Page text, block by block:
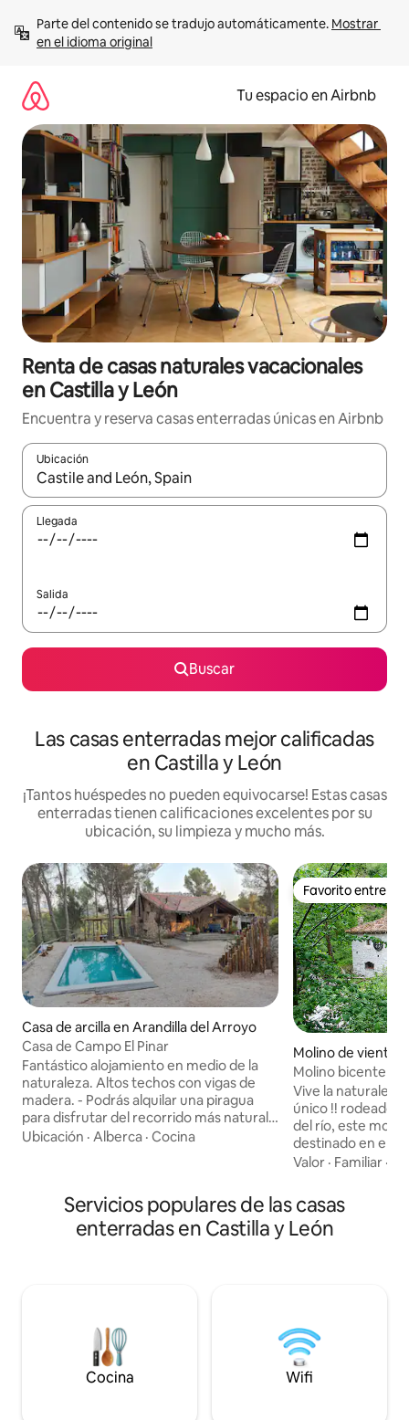
contenido
Parte del contenido se tradujo automáticamente. Mostrar
en el idioma original
Tu espacio en Airbnb
Renta de casas naturales vacacionales
en Castilla y León
Encuentra y reserva casas enterradas únicas en Airbnb
Ubicación
Cuando los resultados estén disponibles, podrás navegar
Llegada
Salida
Buscar
Las casas enterradas mejor calificadas
en Castilla y León
¡Tantos huéspedes no pueden equivocarse! Estas casas
enterradas tienen calificaciones excelentes por su
ubicación, su limpieza y mucho más.
Casa de arcilla en Arandilla del Arroyo
Casa de Campo El Pinar
Fantástico alojamiento en medio de la
naturaleza. Altos techos con vigas de
madera. - Podrás alquilar una piragua
para disfrutar del recorrido más natural
de España. - Uso compartido de la
exclusivo para tu alojamiento. - Ecocasa
de energía solar y agua reciclada. Se
provee al inquilino de agua potable para
Ubicación · Alberca · Cocina
Favorito entre
Favorito entre
Molino de viento
oz
Molino
Vive la
único !! rodeado
del río, este
destinado en el
molienda de maiz. Es una vivienda con
época. La
terrazas siempre
Valor · Familiar ·
Servicios populares de las casas
enterradas en Castilla y León
Cocina Wifi